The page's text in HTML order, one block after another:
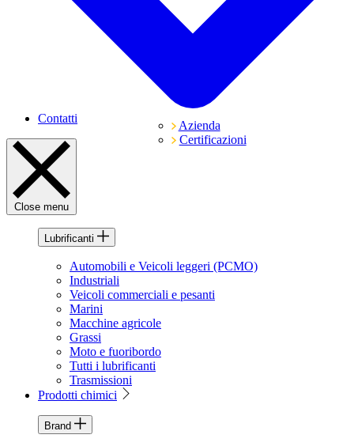
Azienda
Certificazioni
Contatti
Close menu
Lubrificanti
Automobili e Veicoli leggeri (PCMO)
Industriali
Veicoli commerciali e pesanti
Marini
Macchine agricole
Grassi
Moto e fuoribordo
Tutti i lubrificanti
Trasmissioni
Prodotti chimici
Brand